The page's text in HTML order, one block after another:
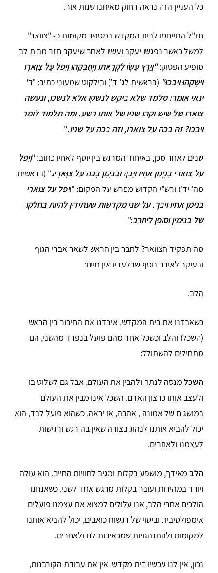
כל העניין הזה נראה רחוק מאיתנו שנות אור.
חז"ל התייחסו לבית המקדש במספר מקומות כ- "צוואר".
למשל כאשר נפגשו יעקב ועשיו לאחר שיעקב חזר מבית לבן
מופיע הפסוק:"וַיָּרָץ עֵשָׂו לִקְרָאתוֹ וַיְחַבְּקֵהוּ וַיִּפֹּל עַל צַוָּארָו
וַיִּשָּׁקֵהוּ וַיִּבְכּוּ" (בראשית לג' ד') ובילקוט שמעוני כתיב: "ר'
ינאי אומר: מלמד שלא ביקש לנשקו אלא לנשכו, ונעשה
צוארו של שיש וקהו שניו של אותו רשע. ומה תלמוד לומר
ויבכו? זה בכה על צוארו, וזה בכה על שניו."
שנים לאחר מכן, באיחוד המרגש בין יוסף לאחיו כתוב: "וַיִּפֹּל
עַל צַוְּארֵי בִנְיָמִן אָחִיו וַיֵּבְךְּ וּבִנְיָמִן בָּכָה עַל צַוָּארָיו." (בראשית
מה' יד') ורש"י הקדוש מפרש על המקום: "ויפל על צוארי
בנימן אחיו ויבך. על שני מקדשות שעתידין להיות בחלקו
של בנימין וסופן ליחרב:".
מה תפקיד הצוואר? לחבר בין הראש לשאר אברי הגוף
ובעיקר לאיבר נוסף שבלעדיו אין חיים:
הלב.
כשאבדנו את בית המקדש, איבדנו את החיבור בין הראש
(השכל) והלב וכשכל אחד מהם פועל בנפרד מהשני, הם
מתחילים להשתולל:
השכל מנסה לנתח ולהבין את העולם, אבל גם לשלוט בו
ולעצב אותו כרצון האדם. השכל אינו מבין את העולם
במושגים של אמונה , אהבה, או יראה. כשהוא פועל לבד, הוא
יכול להביא אותנו לנהוג בצורה שאין בה רגש ורגישות
לעצמנו ולאחרים.
הלב מאידך, מושפע בקלות ומגיב לחוויות החיים. הוא עולה
ויורד במהירות ועובר בקלות מרגש אחד לשני. כשאנחנו
הולכים אחרי הלב, אנו עלולים למצוא את עצמנו פועלים
אימפולסיבית וביטוי של רגשות כואבים, יכול להביא אותנו
למקומות ולהתנהגויות שמכאיבות לנו ולאחרים.
נכון, אין לנו עכשיו בית מקדש ואין את עבודת הקורבנות,